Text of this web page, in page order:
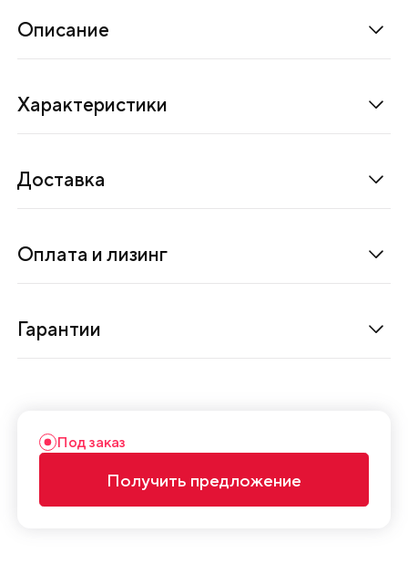
Описание
Характеристики
Доставка
Оплата и лизинг
Гарантии
Под заказ
Получить предложение